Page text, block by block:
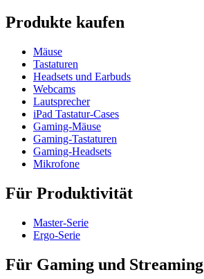
Produkte kaufen
Mäuse
Tastaturen
Headsets und Earbuds
Webcams
Lautsprecher
iPad Tastatur-Cases
Gaming-Mäuse
Gaming-Tastaturen
Gaming-Headsets
Mikrofone
Für Produktivität
Master-Serie
Ergo-Serie
Für Gaming und Streaming